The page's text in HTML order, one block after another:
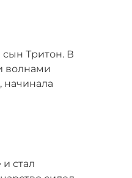
Тритон. В
волнами
начинала
стал